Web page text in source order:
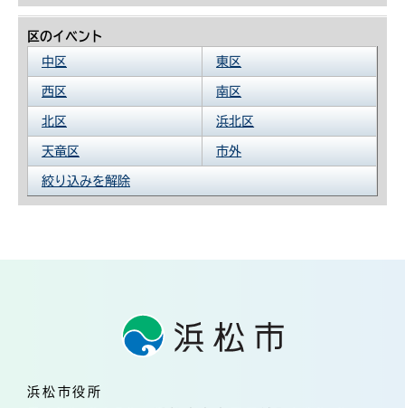
区のイベント
中区
東区
西区 南区
北区 浜北区
天竜区 市外
絞り込みを解除
浜松市役所